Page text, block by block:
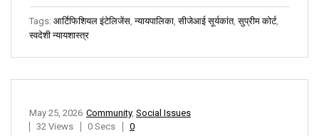
Tags: आर्टिफिशियल इंटेलिजेंस ,न्यायपालिका ,सीजेआई सूर्यकांत,सुप्रीम कोर्ट,
स्वदेशी न्यायशास्त्र
Community, Social Issues
May 25, 2026
32 Views
0 Secs 0